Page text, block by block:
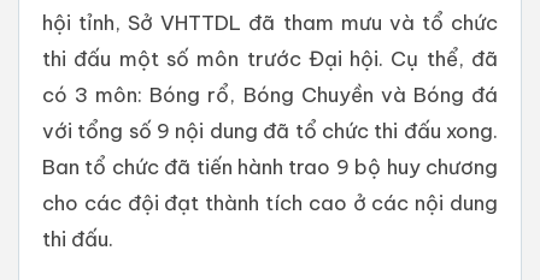
hội tỉnh, Sở VHTTDL đã tham mưu và tổ chức
thi đấu một số môn trước Đại hội. Cụ thể, đã
có 3 môn: Bóng rổ, Bóng Chuyền và Bóng đá
với tổng số 9 nội dung đã tổ chức thi đấu xong.
Ban tổ chức đã tiến hành trao 9 bộ huy chương
cho các đội đạt thành tích cao ở các nội dung
thi đấu.